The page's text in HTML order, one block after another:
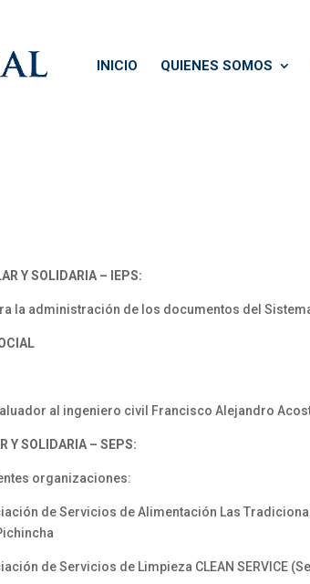
INICIO QUIENES SOMOS
Y SOLIDARIA – IEPS:
la administración de los documentos del
al ingeniero civil Francisco Alejandro
Y SOLIDARIA – SEPS:
organizaciones:
de Servicios de Alimentación Las
de Servicios de Limpieza CLEAN SERVICE